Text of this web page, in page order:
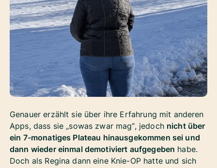
Genauer erzählt sie über ihre Erfahrung mit anderen
Apps, dass sie „sowas zwar mag“, jedoch nicht über
ein 7-monatiges Plateau hinausgekommen sei und
dann wieder einmal demotiviert aufgegeben habe.
Doch als Regina dann eine Knie-OP hatte und sich